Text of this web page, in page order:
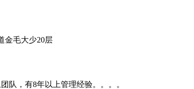
金毛大少20层
队，有8年以上管理经验。。。。